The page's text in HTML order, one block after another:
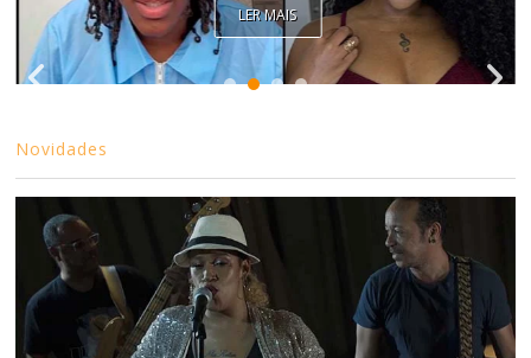
LER MAIS
Novidades